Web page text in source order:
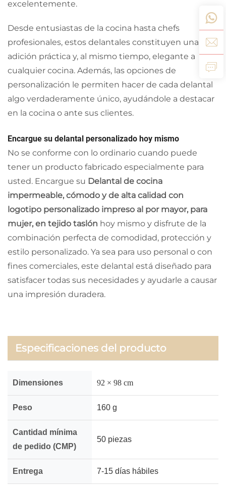
excelentemente.
Desde entusiastas de la cocina hasta chefs
profesionales, estos delantales constituyen una
adición práctica y, al mismo tiempo, elegante a
cualquier cocina. Además, las opciones de
personalización le permiten hacer de cada delantal
algo verdaderamente único, ayudándole a destacar
en la cocina o ante sus clientes.
Encargue su delantal personalizado hoy mismo
No se conforme con lo ordinario cuando puede
tener un producto fabricado especialmente para
usted. Encargue su Delantal de cocina
impermeable, cómodo y de alta calidad con
logotipo personalizado impreso al por mayor, para
mujer, en tejido taslón hoy mismo y disfrute de la
combinación perfecta de comodidad, protección y
estilo personalizado. Ya sea para uso personal o con
fines comerciales, este delantal está diseñado para
satisfacer todas sus necesidades y ayudarle a causar
una impresión duradera.
Especificaciones del producto
Dimensiones 92 × 98 cm
Peso 160 g
Cantidad mínima
de pedido (CMP)
50 piezas
Entrega 7-15 días hábiles